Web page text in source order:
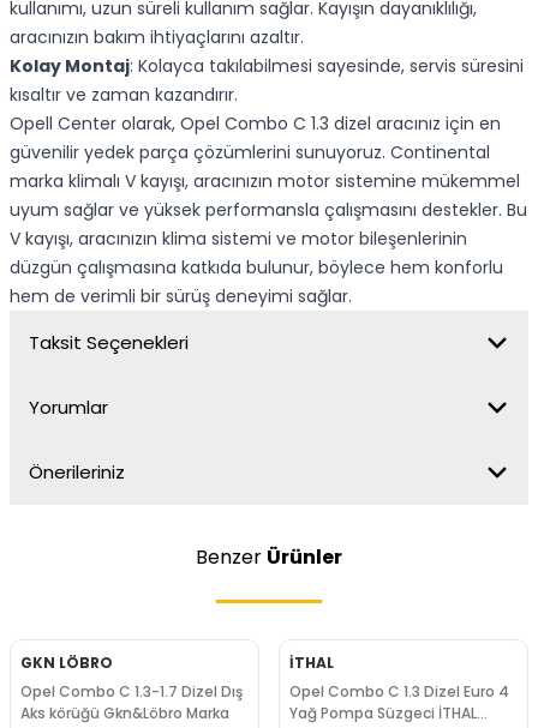
kullanımı, uzun süreli kullanım sağlar. Kayışın dayanıklılığı,
aracınızın bakım ihtiyaçlarını azaltır.
Kolay Montaj: Kolayca takılabilmesi sayesinde, servis süresini
kısaltır ve zaman kazandırır.
Opell Center olarak, Opel Combo C 1.3 dizel aracınız için en
güvenilir yedek parça çözümlerini sunuyoruz. Continental
marka klimalı V kayışı, aracınızın motor sistemine mükemmel
uyum sağlar ve yüksek performansla çalışmasını destekler. Bu
V kayışı, aracınızın klima sistemi ve motor bileşenlerinin
düzgün çalışmasına katkıda bulunur, böylece hem konforlu
hem de verimli bir sürüş deneyimi sağlar.
Taksit Seçenekleri
Yorumlar
Önerileriniz
Benzer Ürünler
GKN LÖBRO
Opel Combo C 1.3-1.7 Dizel Dış
Aks körüğü Gkn&Löbro Marka
İTHAL
Opel Combo C 1.3 Dizel Euro 4
Yağ Pompa Süzgeci İTHAL